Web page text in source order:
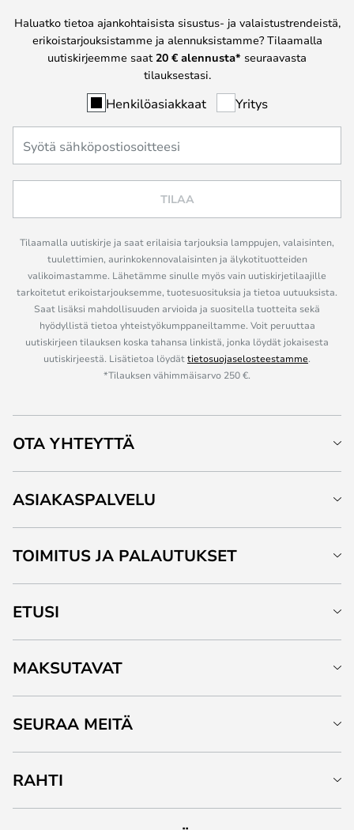
Haluatko tietoa ajankohtaisista sisustus- ja valaistustrendeistä,
erikoistarjouksistamme ja alennuksistamme? Tilaamalla
uutiskirjeemme saat 20 € alennusta* seuraavasta
tilauksestasi.
Henkilöasiakkaat Yritys
TILAA
Tilaamalla uutiskirje ja saat erilaisia tarjouksia lamppujen, valaisinten,
tuulettimien, aurinkokennovalaisinten ja älykotituotteiden
valikoimastamme. Lähetämme sinulle myös vain uutiskirjetilaajille
tarkoitetut erikoistarjouksemme, tuotesuosituksia ja tietoa uutuuksista.
Saat lisäksi mahdollisuuden arvioida ja suositella tuotteita sekä
hyödyllistä tietoa yhteistyökumppaneiltamme. Voit peruuttaa
uutiskirjeen tilauksen koska tahansa linkistä, jonka löydät jokaisesta
uutiskirjeestä. Lisätietoa löydättietosuojaselosteestamme.
*Tilauksen vähimmäisarvo 250 €.
OTA YHTEYTTÄ
ASIAKASPALVELU
TOIMITUS JA PALAUTUKSET
ETUSI
MAKSUTAVAT
SEURAA MEITÄ
RAHTI